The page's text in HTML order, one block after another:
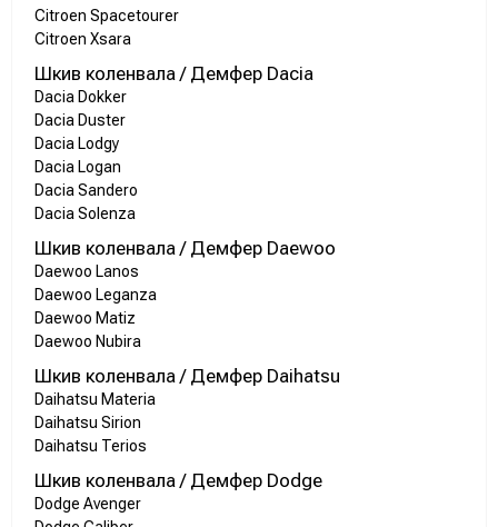
Citroen Spacetourer
Citroen Xsara
Шкив коленвала / Демфер Dacia
Dacia Dokker
Dacia Duster
Dacia Lodgy
Dacia Logan
Dacia Sandero
Dacia Solenza
Шкив коленвала / Демфер Daewoo
Daewoo Lanos
Daewoo Leganza
Daewoo Matiz
Daewoo Nubira
Шкив коленвала / Демфер Daihatsu
Daihatsu Materia
Daihatsu Sirion
Daihatsu Terios
Шкив коленвала / Демфер Dodge
Dodge Avenger